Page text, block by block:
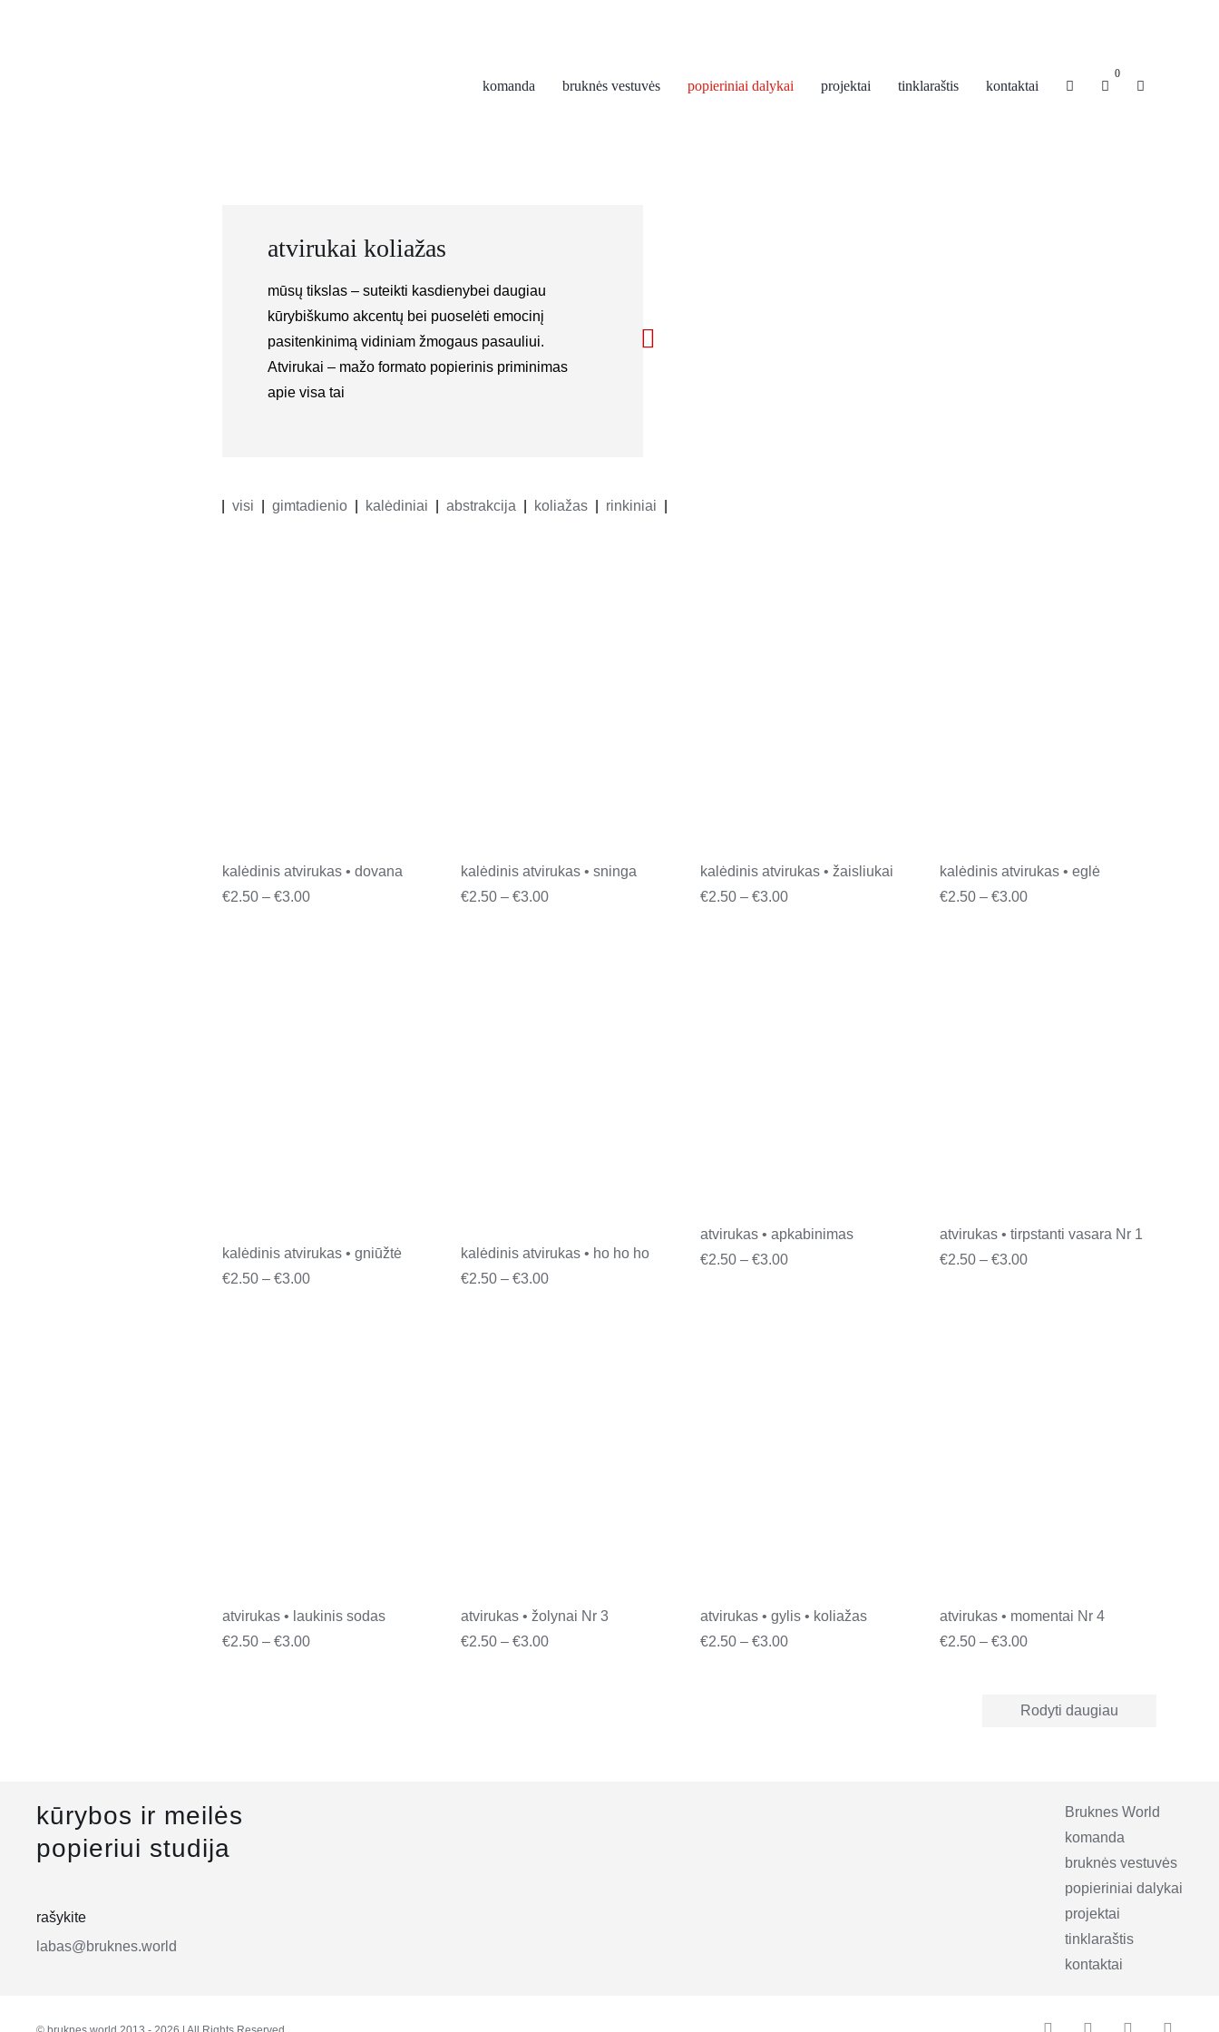
komanda
bruknės vestuvės popieriniai dalykai projektai tinklaraštis kontaktai
0
atvirukai koliažas
mūsų tikslas – suteikti kasdienybei daugiau
kūrybiškumo akcentų bei puoselėti emocinį
pasitenkinimą vidiniam žmogaus pasauliui.
Atvirukai – mažo formato popierinis priminimas
apie visa tai
visi gimtadienio kalėdiniai abstrakcija koliažas rinkiniai
kalėdinis atvirukas • dovana
€2.50 – €3.00Price
kalėdinis atvirukas • sninga
€2.50 – €3.00Price
kalėdinis atvirukas • žaisliukai
€2.50 – €3.00Price
kalėdinis atvirukas • eglė
€2.50 – €3.00Price
kalėdinis atvirukas • gniūžtė
€2.50 – €3.00Price
kalėdinis atvirukas • ho ho ho
€2.50 – €3.00Price
atvirukas • apkabinimas
€2.50 – €3.00Price
atvirukas • tirpstanti vasara Nr 1
€2.50 – €3.00Price
atvirukas • laukinis sodas
€2.50 – €3.00Price
atvirukas • žolynai Nr 3
€2.50 – €3.00Price
atvirukas • gylis • koliažas
€2.50 – €3.00Price
atvirukas • momentai Nr 4
€2.50 – €3.00Price
through
Rodyti daugiau
kūrybos ir meilės
popieriui studija
rašykite
labas@bruknes.world
Bruknes World
komanda
bruknės vestuvės
popieriniai dalykai
projektai
tinklaraštis
kontaktai